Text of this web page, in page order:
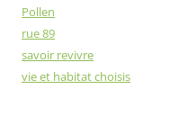
Pollen
rue 89
savoir revivre
vie et habitat choisis